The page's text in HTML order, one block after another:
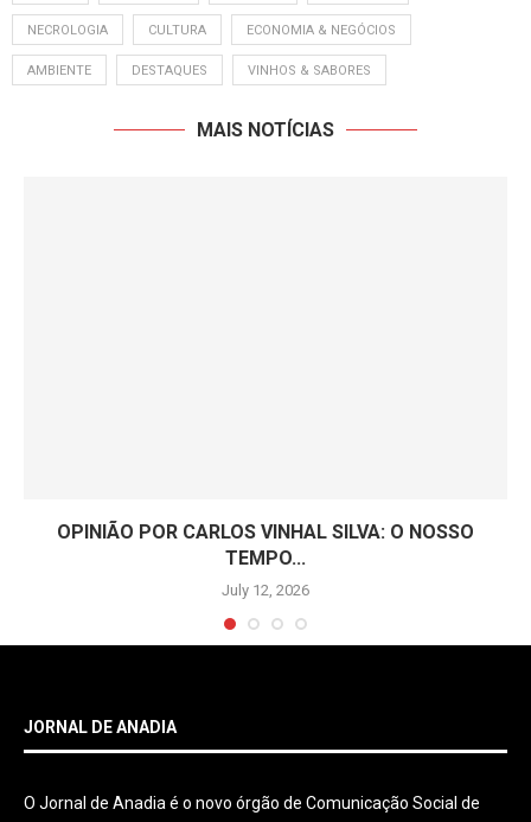
NECROLOGIA CULTURA ECONOMIA & NEGÓCIOS
AMBIENTE DESTAQUES VINHOS & SABORES
MAIS NOTÍCIAS
OPINIÃO POR CARLOS VINHAL SILVA: O NOSSO
TEMPO...
July 12, 2026
JORNAL DE ANADIA
O Jornal de Anadia é o novo órgão de Comunicação Social de